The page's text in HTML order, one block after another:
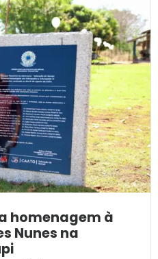
homenagem à
Nunes na